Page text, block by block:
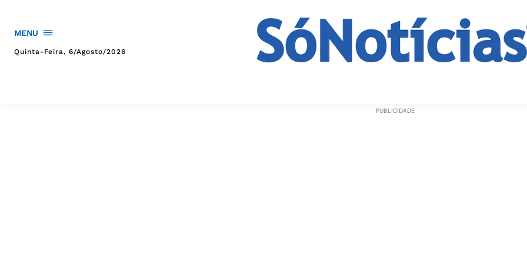
MENU
Quinta-Feira, 6/agosto/2026
PUBLICIDADE